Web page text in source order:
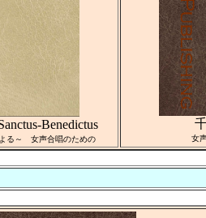
Benedictus
る～ 女声合唱のための 女